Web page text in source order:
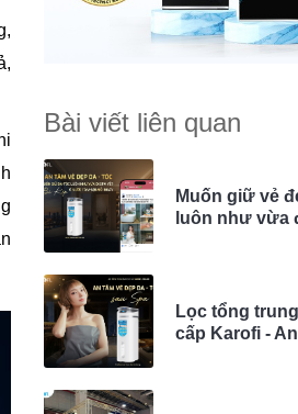
Bài viết liên quan
Muốn giữ vẻ
luôn như vừa
Lọc tổng
cấp Karofi -